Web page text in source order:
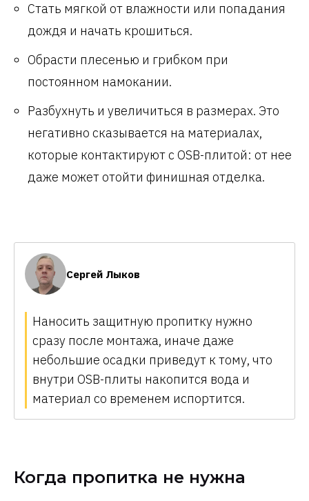
Стать мягкой от влажности или попадания
дождя и начать крошиться.
Обрасти плесенью и грибком при
постоянном намокании.
Разбухнуть и увеличиться в размерах. Это
негативно сказывается на материалах,
которые контактируют с OSB-плитой: от нее
даже может отойти финишная отделка.
Сергей Лыков
Наносить защитную пропитку нужно
сразу после монтажа, иначе даже
небольшие осадки приведут к тому, что
внутри OSB-плиты накопится вода и
материал со временем испортится.
Когда пропитка не нужна